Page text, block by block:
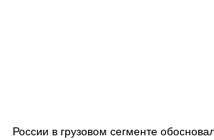
СПЕЦПРОЕКТЫ
России в грузовом сегменте